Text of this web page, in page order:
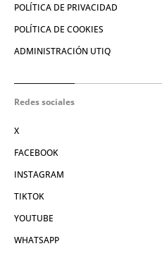
POLÍTICA DE PRIVACIDAD
POLÍTICA DE COOKIES
ADMINISTRACIÓN UTIQ
Redes sociales
X
FACEBOOK
INSTAGRAM
TIKTOK
YOUTUBE
WHATSAPP